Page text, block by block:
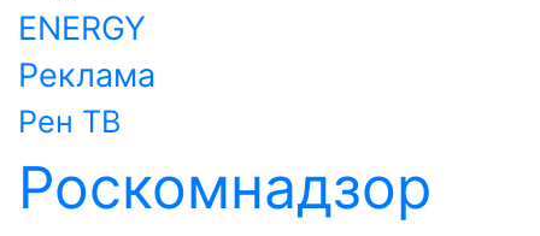
ENERGY
Реклама
Рен ТВ
Роскомнадзор